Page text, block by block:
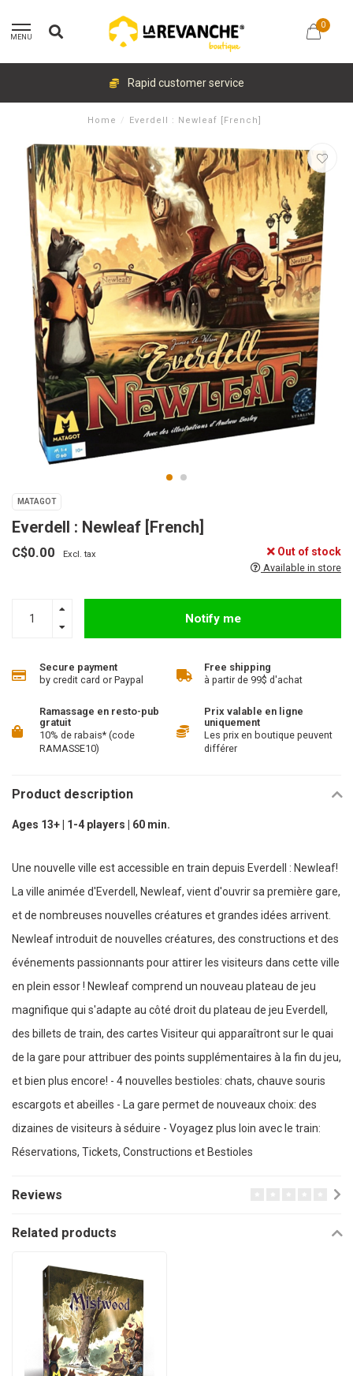
MENU
0
Rapid customer service
Home / Everdell : Newleaf [French]
MATAGOT
Everdell : Newleaf [French]
C$0.00 Excl. tax Out of stock
Available in store
Notify me
Secure payment
by credit card or Paypal
Free shipping
à partir de 99$ d'achat
Ramassage en resto-pub
gratuit
10% de rabais* (code
RAMASSE10)
Prix valable en ligne
uniquement
Les prix en boutique peuvent
différer
Product description
Ages 13+ | 1-4 players | 60 min.
Une nouvelle ville est accessible en train depuis Everdell : Newleaf!
La ville animée d'Everdell, Newleaf, vient d'ouvrir sa première gare,
et de nombreuses nouvelles créatures et grandes idées arrivent.
Newleaf introduit de nouvelles créatures, des constructions et des
événements passionnants pour attirer les visiteurs dans cette ville
en plein essor ! Newleaf comprend un nouveau plateau de jeu
magnifique qui s'adapte au côté droit du plateau de jeu Everdell,
des billets de train, des cartes Visiteur qui apparaîtront sur le quai
de la gare pour attribuer des points supplémentaires à la fin du jeu,
et bien plus encore! - 4 nouvelles bestioles: chats, chauve souris
escargots et abeilles - La gare permet de nouveaux choix: des
dizaines de visiteurs à séduire - Voyagez plus loin avec le train:
Réservations, Tickets, Constructions et Bestioles
Reviews
Related products